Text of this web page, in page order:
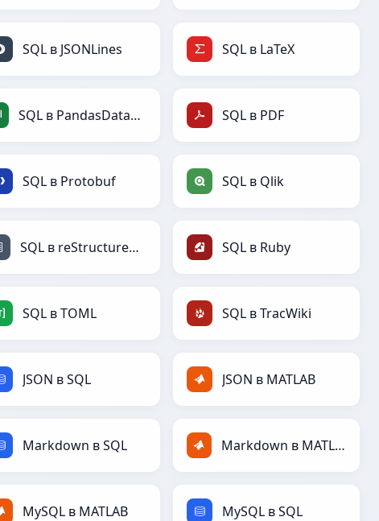
SQL в JSONLines SQL в LaTeX
SQL в PandasDataFrame SQL в PDF
SQL в Protobuf SQL в Qlik
SQL в reStructuredText SQL в Ruby
SQL в TOML SQL в TracWiki
JSON в SQL JSON в MATLAB
Markdown в SQL Markdown в MATLAB
MySQL в MATLAB MySQL в SQL